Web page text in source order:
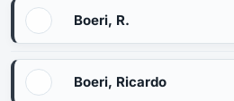
Boeri, R.
Boeri, Ricardo